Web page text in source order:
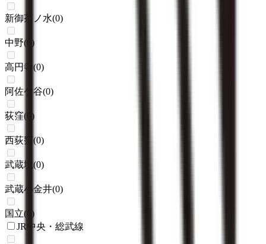
新御茶ノ水(0)
中野( )
高円寺 (0)
阿佐ケ谷(0)
荻窪( )
西荻窪(0)
武蔵境 (0)
武蔵小金井(0)
国立(
)
JR中央・総武線